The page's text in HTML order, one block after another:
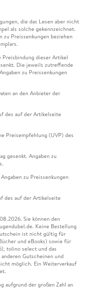
die das Lesen aber nicht
als solche gekennzeichnet.
zu Preissenkungen beziehen
dieser Artikel
Die jeweils zutreffende
zu Preissenkungen
an den Anbieter der
des auf der Artikelseite
Preisempfehlung (UVP) des
gesenkt. Angaben zu
zu Preissenkungen
des auf der Artikelseite
Sie können den
Keine Bestellung
ist nicht gültig für
und eBooks) sowie für
tolino select und das
Gutscheinen und
möglich. Ein Weiterverkauf
aufgrund der großen Zahl an